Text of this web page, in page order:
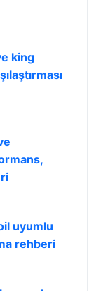
king
uyumlu
rehberi